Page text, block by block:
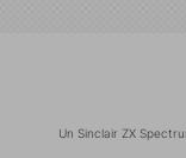
Un Sinclair ZX